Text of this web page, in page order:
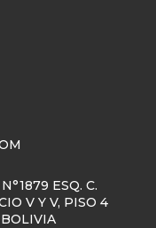
ESQ. C.
V Y V, PISO 4